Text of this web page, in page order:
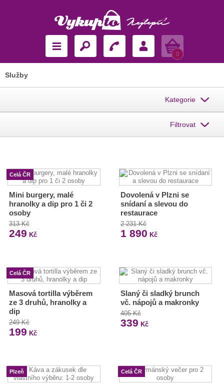
Košík
0
Služby
Kategorie
Filtrovat
Celá ČR
Mini burgery, malé
hranolky a dip pro 1 či 2
osoby
313 Kč
249 Kč
Dovolená v Plzni se
snídaní a slevou do
restaurace
2 231 Kč
1 890 Kč
Celá ČR
Masová tortilla výběrem
ze 3 druhů, hranolky a
dip
249 Kč
199 Kč
Slaný či sladký brunch
vč. nápojů a makronky
405 Kč
339 Kč
Plzeň Celá ČR